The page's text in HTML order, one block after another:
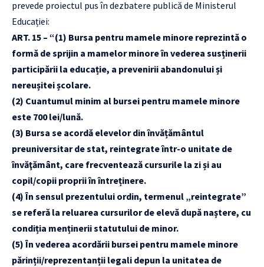
prevede proiectul pus în dezbatere publică de Ministerul
Educației:
ART. 15 – “(1) Bursa pentru mamele minore reprezintă o
formă de sprijin a mamelor minore în vederea susținerii
participării la educație, a prevenirii abandonului și
nereușitei școlare.
(2) Cuantumul minim al bursei pentru mamele minore
este 700 lei/lună.
(3) Bursa se acordă elevelor din învățământul
preuniversitar de stat, reintegrate într-o unitate de
învăţământ, care frecventează cursurile la zi și au
copil/copii proprii în întreținere.
(4) În sensul prezentului ordin, termenul „reintegrate”
se referă la reluarea cursurilor de elevă după naștere, cu
condiția menținerii statutului de minor.
(5) În vederea acordării bursei pentru mamele minore
părinții/reprezentanții legali depun la unitatea de